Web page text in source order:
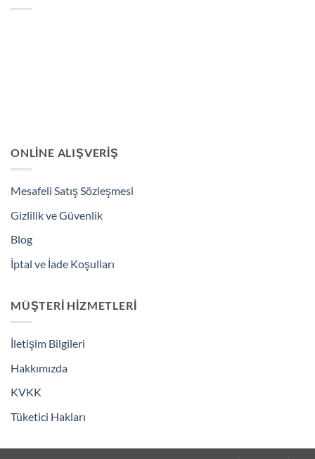
ONLINE ALIŞVERIŞ
Mesafeli Satış Sözleşmesi
Gizlilik ve Güvenlik
Blog
İptal ve İade Koşulları
MÜŞTERI HIZMETLERI
İletişim Bilgileri
Hakkımızda
KVKK
Tüketici Hakları